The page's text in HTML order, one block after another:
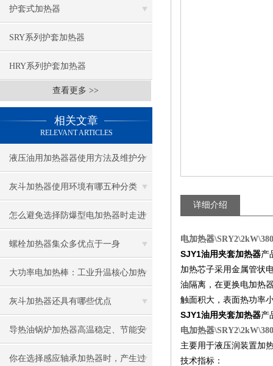
护套式加热器
SRY系列护套加热器
HRY系列护套加热器
查看更多 >>
相关文章
RELEVANT ARTICLES
液压油用加热器器使用方法及维护分
享给大家
灰斗加热器使用环境有哪五种分类
怎么避免选择防爆型电加热器时走进
误区
螺栓加热器集众多优点于一身
大功率电加热棒：工业升温核心加热
配件
灰斗加热器还具有哪些优点
导热油锅炉加热器高温稳定、节能安
全，工业加热优选
你在选择感应轴承加热器时，产生过
详细介绍
电加热器
SJY1油用夹套加热器产
加热芯子采用金属管状
油隔离，在更换电加热
触面积大，表面热功率
SJY1油用夹套加热器产
电加热器
主要用于液压润装置加
技术指标：